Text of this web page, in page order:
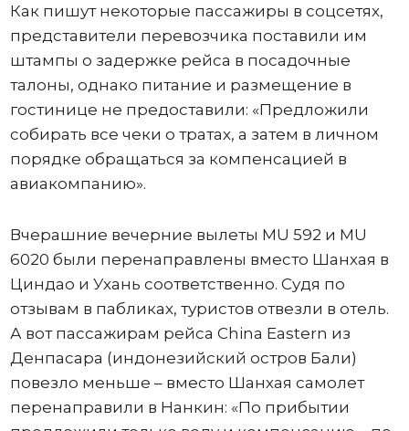
Как пишут некоторые пассажиры в соцсетях,
представители перевозчика поставили им
штампы о задержке рейса в посадочные
талоны, однако питание и размещение в
гостинице не предоставили: «Предложили
собирать все чеки о тратах, а затем в личном
порядке обращаться за компенсацией в
авиакомпанию».
Вчерашние вечерние вылеты MU 592 и MU
6020 были перенаправлены вместо Шанхая в
Циндао и Ухань соответственно. Судя по
отзывам в пабликах, туристов отвезли в отель.
А вот пассажирам рейса China Eastern из
Денпасара (индонезийский остров Бали)
повезло меньше – вместо Шанхая самолет
перенаправили в Нанкин: «По прибытии